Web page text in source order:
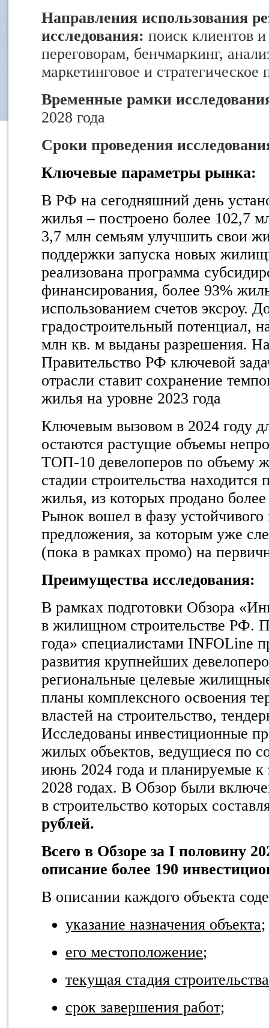
Направления использования
исследования: поиск клиентов
переговорам, бенчмаркинг,
маркетинговое и стратегическое
Временные рамки
2028 года
Сроки проведения
Ключевые параметры рынка:
В РФ на сегодняшний день
жилья – построено более 102,7
3,7 млн семьям улучшить свои
поддержки запуска новых
реализована программа
финансирования, более 93%
использованием счетов эксроу.
градостроительный потенциал,
млн кв. м выданы разрешения.
Правительство РФ ключевой
отрасли ставит сохранение
жилья на уровне 2023 года
Ключевым вызовом в 2024 году
остаются растущие объемы
ТОП-10 девелоперов по объему
стадии строительства
жилья, из которых продано
Рынок вошел в фазу устойчивого
предложения, за которым уже
(пока в рамках промо) на
Преимущества исследования:
В рамках подготовки Обзора
в жилищном строительстве РФ.
года» специалистами INFOLine
развития крупнейших
региональные целевые
планы комплексного освоения
властей на строительство,
Исследованы инвестиционные
жилых объектов, ведущиеся по
июнь 2024 года и планируемые
2028 годах. В Обзор были
в строительство которых
рублей.
Всего в Обзоре за I половину
описание более 190
В описании каждого объекта
указание назначения объекта;
его местоположение;
текущая стадия строительства
срок завершения работ;